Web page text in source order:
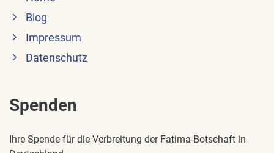
Blog
Impressum
Datenschutz
Spenden
Ihre Spende für die Verbreitung der Fatima-Botschaft in